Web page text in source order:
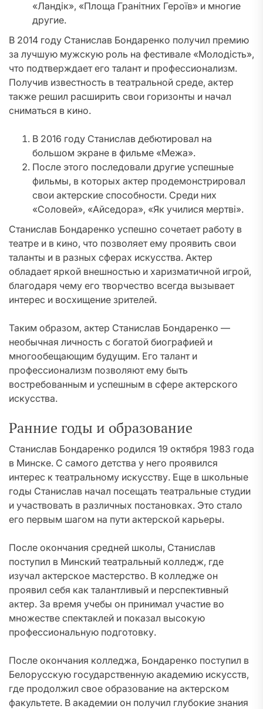
«Ландік», «Площа Гранітних Героїв» и многие
другие.
В 2014 году Станислав Бондаренко получил премию
за лучшую мужскую роль на фестивале «Молодість»,
что подтверждает его талант и профессионализм.
Получив известность в театральной среде, актер
также решил расширить свои горизонты и начал
сниматься в кино.
В 2016 году Станислав дебютировал на
большом экране в фильме «Межа».
После этого последовали другие успешные
фильмы, в которых актер продемонстрировал
свои актерские способности. Среди них
«Соловей», «Айседора», «Як училися мертві».
Станислав Бондаренко успешно сочетает работу в
театре и в кино, что позволяет ему проявить свои
таланты и в разных сферах искусства. Актер
обладает яркой внешностью и харизматичной игрой,
благодаря чему его творчество всегда вызывает
интерес и восхищение зрителей.
Таким образом, актер Станислав Бондаренко —
необычная личность с богатой биографией и
многообещающим будущим. Его талант и
профессионализм позволяют ему быть
востребованным и успешным в сфере актерского
искусства.
Ранние годы и образование
Станислав Бондаренко родился 19 октября 1983 года
в Минске. С самого детства у него проявился
интерес к театральному искусству. Еще в школьные
годы Станислав начал посещать театральные студии
и участвовать в различных постановках. Это стало
его первым шагом на пути актерской карьеры.
После окончания средней школы, Станислав
поступил в Минский театральный колледж, где
изучал актерское мастерство. В колледже он
проявил себя как талантливый и перспективный
актер. За время учебы он принимал участие во
множестве спектаклей и показал высокую
профессиональную подготовку.
После окончания колледжа, Бондаренко поступил в
Белорусскую государственную академию искусств,
где продолжил свое образование на актерском
факультете. В академии он получил глубокие знания